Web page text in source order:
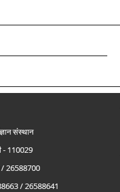
संस्थान
- 110029
26588700
/ 26588641